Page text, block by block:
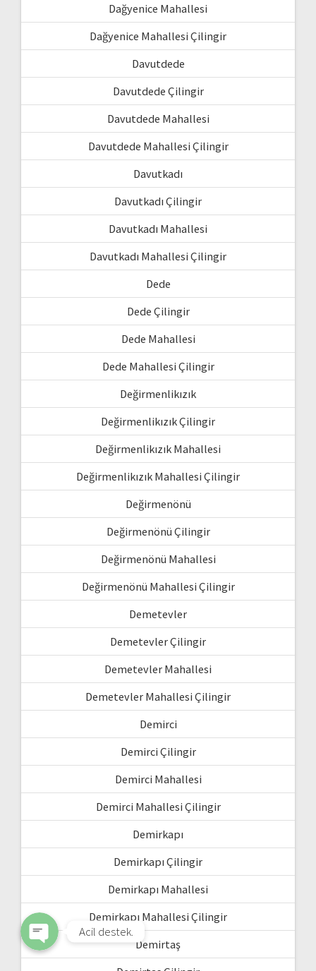
Dağyenice Mahallesi
Dağyenice Mahallesi Çilingir
Davutdede
Davutdede Çilingir
Davutdede Mahallesi
Davutdede Mahallesi Çilingir
Davutkadı
Davutkadı Çilingir
Davutkadı Mahallesi
Davutkadı Mahallesi Çilingir
Dede
Dede Çilingir
Dede Mahallesi
Dede Mahallesi Çilingir
Değirmenlikızık
Değirmenlikızık Çilingir
Değirmenlikızık Mahallesi
Değirmenlikızık Mahallesi Çilingir
Değirmenönü
Değirmenönü Çilingir
Değirmenönü Mahallesi
Değirmenönü Mahallesi Çilingir
Demetevler
Demetevler Çilingir
Demetevler Mahallesi
Demetevler Mahallesi Çilingir
Demirci
Demirci Çilingir
Demirci Mahallesi
Demirci Mahallesi Çilingir
Demirkapı
Demirkapı Çilingir
Demirkapı Mahallesi
Demirkapı Mahallesi Çilingir
Demirtaş
WhatsApp
Acil destek.